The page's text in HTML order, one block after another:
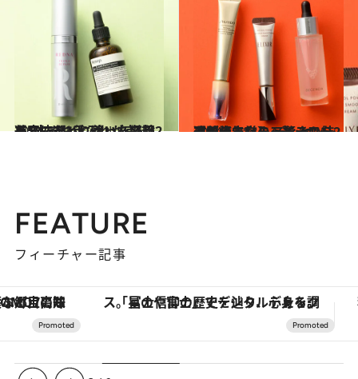
2024.2.11
美容液選びに迷った経験を元にたどり着いた名品2選1本でお手入れが完結します
ビューティ＆ヘルス 2024.1.28
【できてしまったシワを改善したい】 ディセンシア＆資生堂のアイテムを2週間使ったら、驚きの結果が！
ビューティ＆ヘルス
FEATURE
フィーチャー記事
「星のや富士」でデジタルデトックス。冨士信仰の歴史を辿り、心身を調える。 【夏限定ディナーコース】旬を